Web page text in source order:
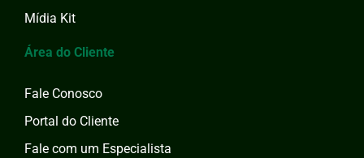
Mídia Kit
Área do Cliente
Fale Conosco
Portal do Cliente
Fale com um Especialista